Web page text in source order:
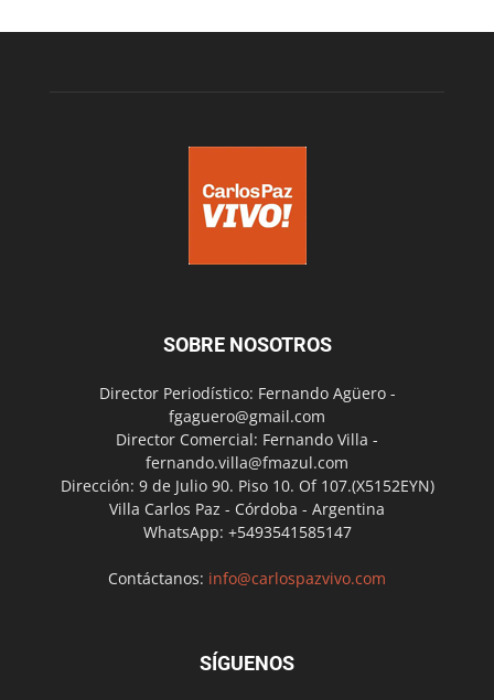
SOBRE NOSOTROS
Director Periodístico: Fernando Agüero -
fgaguero@gmail.com
Director Comercial: Fernando Villa -
fernando.villa@fmazul.com
Dirección: 9 de Julio 90. Piso 10. Of 107.(X5152EYN)
Villa Carlos Paz - Córdoba - Argentina
WhatsApp: +5493541585147
Contáctanos: info@carlospazvivo.com
SÍGUENOS